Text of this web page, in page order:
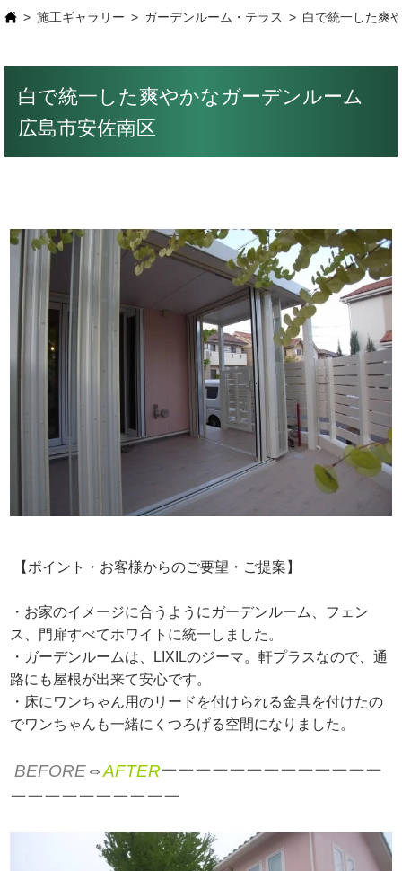
施工ギャラリー ガーデンルーム・テラス 白で統一した爽
白で統一した爽やかなガーデンルーム
広島市安佐南区
【ポイント・お客様からのご要望・ご提案】
・お家のイメージに合うようにガーデンルーム、フェン
ス、門扉すべてホワイトに統一しました。
・ガーデンルームは、LIXILのジーマ。軒プラスなので、通
路にも屋根が出来て安心です。
・床にワンちゃん用のリードを付けられる金具を付けたの
でワンちゃんも一緒にくつろげる空間になりました。
BEFORE⇔AFTERーーーーーーーーーーーーー
ーーーーーーーーーー